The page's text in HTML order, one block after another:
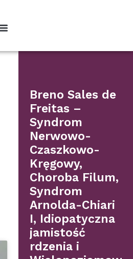
Breno Sales de
Freitas –
Syndrom
Nerwowo-
Czaszkowo-
Kręgowy,
Choroba Filum,
Syndrom
Arnolda-Chiari
I, Idiopatyczna
jamistość
rdzenia i